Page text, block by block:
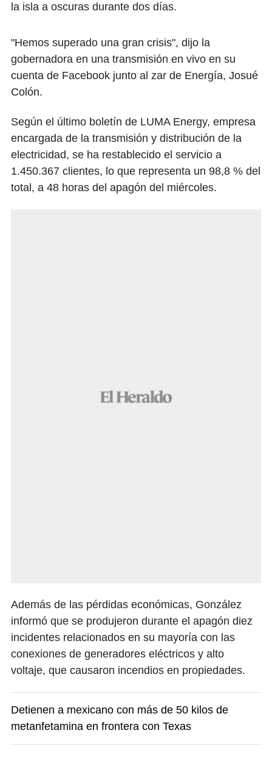
la isla a oscuras durante dos días.
"Hemos superado una gran crisis", dijo la
gobernadora en una transmisión en vivo en su
cuenta de Facebook junto al zar de Energía, Josué
Colón.
Según el último boletín de LUMA Energy, empresa
encargada de la transmisión y distribución de la
electricidad, se ha restablecido el servicio a
1.450.367 clientes, lo que representa un 98,8 % del
total, a 48 horas del apagón del miércoles.
Además de las pérdidas económicas, González
informó que se produjeron durante el apagón diez
incidentes relacionados en su mayoría con las
conexiones de generadores eléctricos y alto
voltaje, que causaron incendios en propiedades.
Detienen a mexicano con más de 50 kilos de
metanfetamina en frontera con Texas